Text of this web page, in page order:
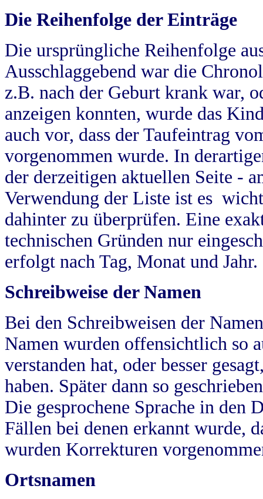
Die Reihenfolge der Einträge
Die ursprüngliche Reihenfolge
Ausschlaggebend war die
z.B. nach der Geburt krank war,
anzeigen konnten, wurde das
auch vor, dass der Taufeintrag
vorgenommen wurde. In
der derzeitigen aktuellen Seite -
Verwendung der Liste ist es
dahinter zu überprüfen. Eine
technischen Gründen nur
erfolgt nach Tag, Monat und Jahr.
Schreibweise der Namen
Bei den Schreibweisen der
Namen wurden offensichtlich so
verstanden hat, oder besser
haben. Später dann so
Die gesprochene Sprache in
Fällen bei denen erkannt wurde,
wurden Korrekturen
Ortsnamen